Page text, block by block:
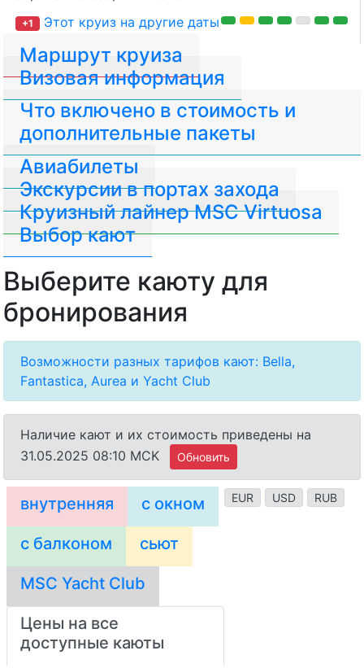
+1 Этот круиз на другие даты
Маршрут круиза
Визовая информация
Авиабилеты
Что включено в стоимость и
дополнительные пакеты
Экскурсии в портах захода
Круизный лайнер MSC Virtuosa
Выбор кают
Выберите каюту для
бронирования
Возможности разных тарифов кают: Bella,
Fantastica, Aurea и Yacht Club
Наличие кают и их стоимость приведены на
31.05.2025 08:10 MCK
Обновить
EUR USD RUB
внутренняя с окном
с балконом сьют
MSC Yacht Club
Цены на все
доступные каюты